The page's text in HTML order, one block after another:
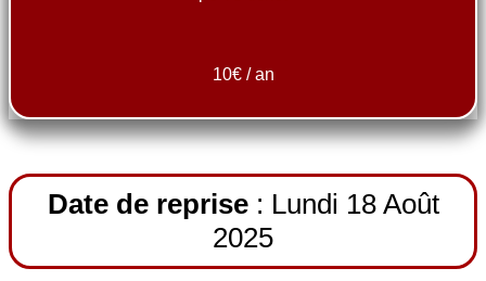
10€ / an
Date de reprise: Lundi 18 Août
2025